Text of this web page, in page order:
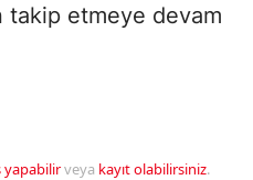
takip etmeye devam
yapabilirveya kayıt olabilirsiniz.